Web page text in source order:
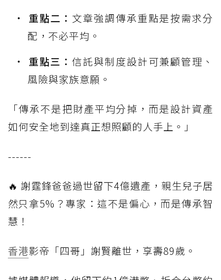
重點二： 文章強調傳承重點是按需求分
配，不必平均。
重點三：信託與制度設計可兼顧管理、
風險與家族意願。
「傳承不是把財產平均分掉，而是設計資產
如何安全地到達真正想照顧的人手上。」
------
🔥 謝霆鋒爸爸過世留下4億遺產，親生兒子居
然只拿5%？專家：這不是偏心，而是傳承智
慧！
香港影帝「四哥」謝賢離世，享壽89歲。